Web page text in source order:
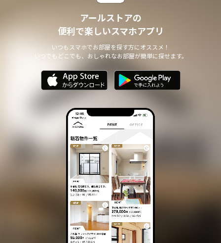
アールストアの
便利で楽しいスマホアプリ
いつもスマホでお部屋を探す方にオススメ！
いつでもどこでも、おしゃれなお部屋が簡単に探せます。